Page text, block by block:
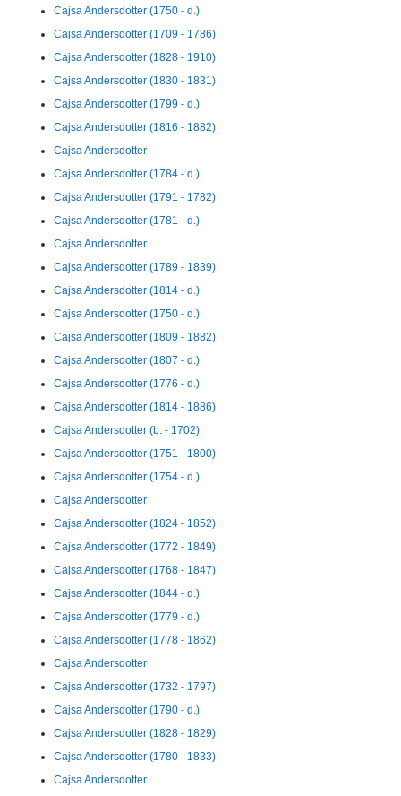
Cajsa Andersdotter (1750 - d.)
Cajsa Andersdotter (1709 - 1786)
Cajsa Andersdotter (1828 - 1910)
Cajsa Andersdotter (1830 - 1831)
Cajsa Andersdotter (1799 - d.)
Cajsa Andersdotter (1816 - 1882)
Cajsa Andersdotter
Cajsa Andersdotter (1784 - d.)
Cajsa Andersdotter (1791 - 1782)
Cajsa Andersdotter (1781 - d.)
Cajsa Andersdotter
Cajsa Andersdotter (1789 - 1839)
Cajsa Andersdotter (1814 - d.)
Cajsa Andersdotter (1750 - d.)
Cajsa Andersdotter (1809 - 1882)
Cajsa Andersdotter (1807 - d.)
Cajsa Andersdotter (1776 - d.)
Cajsa Andersdotter (1814 - 1886)
Cajsa Andersdotter (b. - 1702)
Cajsa Andersdotter (1751 - 1800)
Cajsa Andersdotter (1754 - d.)
Cajsa Andersdotter
Cajsa Andersdotter (1824 - 1852)
Cajsa Andersdotter (1772 - 1849)
Cajsa Andersdotter (1768 - 1847)
Cajsa Andersdotter (1844 - d.)
Cajsa Andersdotter (1779 - d.)
Cajsa Andersdotter (1778 - 1862)
Cajsa Andersdotter
Cajsa Andersdotter (1732 - 1797)
Cajsa Andersdotter (1790 - d.)
Cajsa Andersdotter (1828 - 1829)
Cajsa Andersdotter (1780 - 1833)
Cajsa Andersdotter